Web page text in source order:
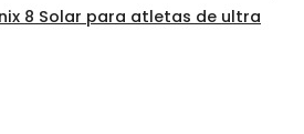
8 Solar para atletas de ultra